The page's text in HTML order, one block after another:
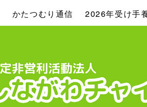
かたつむり通信 2026年受け手